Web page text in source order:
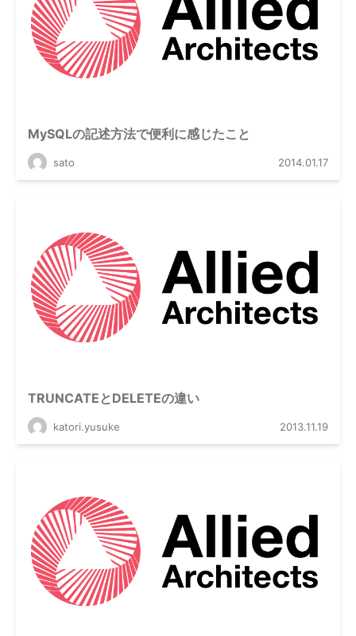
MySQLの記述方法で便利に感じたこと
sato 2014.01.17
TRUNCATEとDELETEの違い
katori.yusuke 2013.11.19